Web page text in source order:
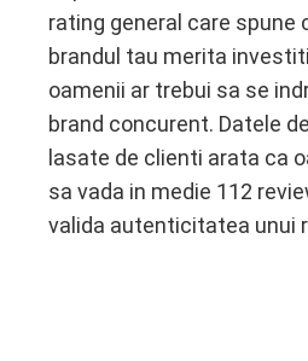
rating general care spune
brandul tau merita
oamenii ar trebui sa se
brand concurent. Datele
lasate de clienti arata ca
sa vada in medie 112
valida autenticitatea unui